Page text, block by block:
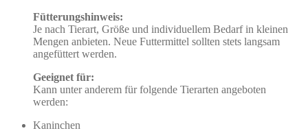
Fütterungshinweis:
Je nach Tierart, Größe und individuellem Bedarf in kleinen
Mengen anbieten. Neue Futtermittel sollten stets langsam
angefüttert werden.
Geeignet für:
Kann unter anderem für folgende Tierarten angeboten
werden:
Kaninchen